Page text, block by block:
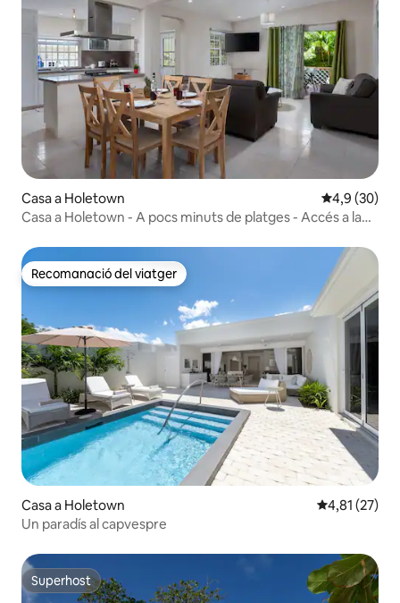
Casa a Holetown 4,9 de
4,9 (30)
Casa a Holetown - A pocs minuts de platges - Accés a la
Recomanació del viatger
Recomanació del viatger
Casa a Holetown 4,81 de
4,81 (27)
Un paradís al capvespre
Superhost
Superhost